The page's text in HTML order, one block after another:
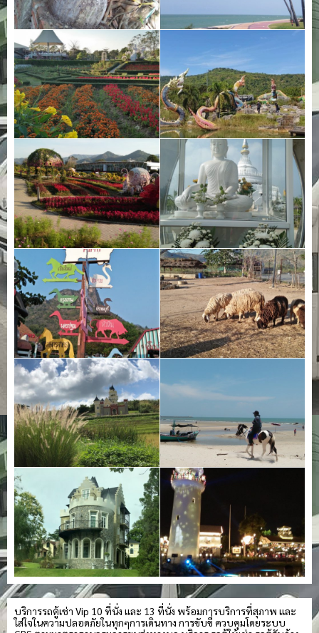
บริการรถตู้เช่า Vip 10 ที่นั่ง และ 13 ที่นั่ง พร้อมการบริการที่สุภาพ และ
ใส่ใจในความปลอดภัยในทุกๆการเดินทาง การขับขี่ ควบคุมโดยระบบ